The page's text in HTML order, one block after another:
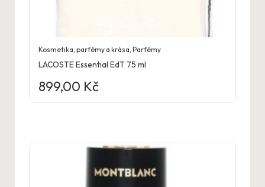
Kosmetika, parfémy a krása ,Parfémy
LACOSTE Essential EdT 75 ml
899,00 Kč